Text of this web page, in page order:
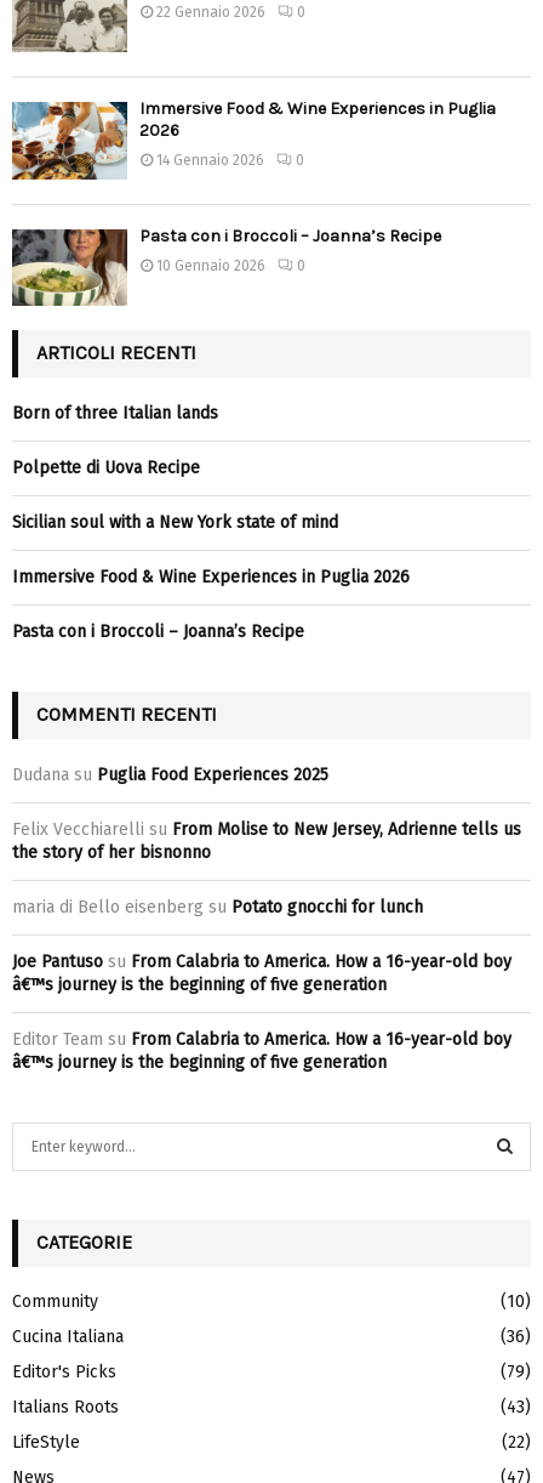
22 Gennaio 2026 0
Immersive Food & Wine Experiences in Puglia
2026
14 Gennaio 2026 0
Pasta con i Broccoli – Joanna’s Recipe
10 Gennaio 2026 0
ARTICOLI RECENTI
Born of three Italian lands
Polpette di Uova Recipe
Sicilian soul with a New York state of mind
Immersive Food & Wine Experiences in Puglia 2026
Pasta con i Broccoli – Joanna’s Recipe
COMMENTI RECENTI
Dudana su Puglia Food Experiences 2025
Felix Vecchiarelli su From Molise to New Jersey, Adrienne tells us
the story of her bisnonno
maria di Bello eisenberg su Potato gnocchi for lunch
Joe Pantuso su From Calabria to America. How a 16-year-old boy
â€™s journey is the beginning of five generation
Editor Team su From Calabria to America. How a 16-year-old boy
â€™s journey is the beginning of five generation
h
o
r
:
A
R
H
CATEGORIE
Community
(10)
Cucina Italiana
(36)
Editor's Picks
(79)
Italians Roots
(43)
LifeStyle
(22)
News
(47)